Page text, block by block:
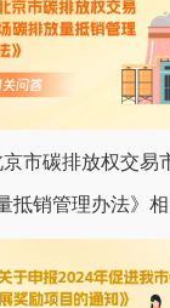
京市碳排放权交易
抵销管理办法》